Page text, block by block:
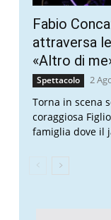
Fabio
attraversa
«Altro di
Spettacolo 2
Torna in scena
coraggiosa
famiglia dove il